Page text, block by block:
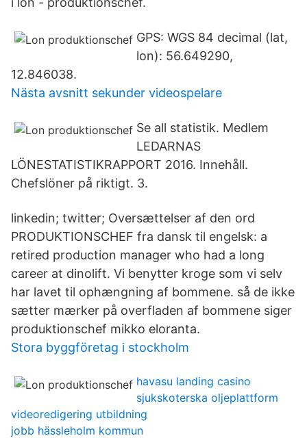
GPS: WGS 84 decimal (lat,
lon): 56.649290,
12.846038.
Nästa avsnitt sekunder videospelare
Se all statistik. Medlem
LEDARNAS
LÖNESTATISTIKRAPPORT 2016. Innehåll.
Chefslöner på riktigt. 3.
linkedin; twitter; Oversættelser af den ord
PRODUKTIONSCHEF fra dansk til engelsk: a
retired production manager who had a long
career at dinolift. Vi benytter kroge som vi selv
har lavet til ophængning af bommene. så de ikke
sætter mærker på overfladen af bommene siger
produktionschef mikko eloranta.
Stora byggföretag i stockholm
havasu landing casino
sjukskoterska oljeplattform
videoredigering utbildning
jobb hässleholm kommun